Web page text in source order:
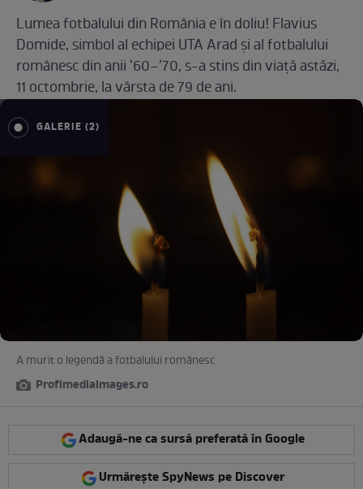
Lumea fotbalului din România e în doliu! Flavius
Domide, simbol al echipei UTA Arad și al fotbalului
românesc din anii ’60–’70, s-a stins din viață astăzi,
11 octombrie, la vârsta de 79 de ani.
GALERIE (2)
A murit o legendă a fotbalului românesc
Profimediaimages.ro
Adaugă-ne ca sursă preferată în Google
Urmărește SpyNews pe Discover